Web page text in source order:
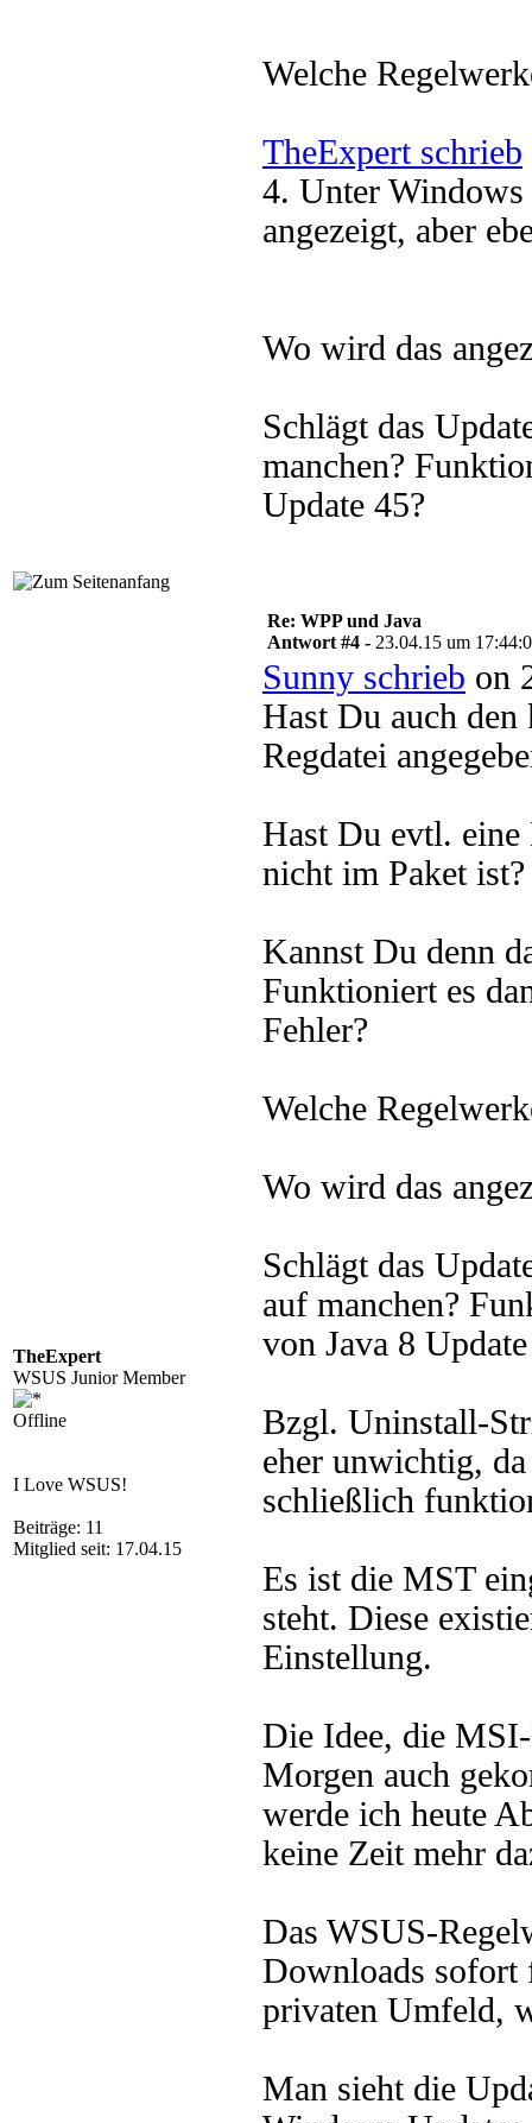
Welche
TheExpert schrieb
4. Unter
angezeigt, aber
Wo wird das
Schlägt das
manchen?
Update 45?
TheExpert
WSUS Junior Member
Offline
I Love WSUS!
Beiträge: 11
Mitglied seit: 17.04.15
Re: WPP und Java
Antwort #4 - 23.04.15 um
Sunny schrieb on
Hast Du auch
Regdatei
Hast Du evtl. eine
nicht im Paket ist?
Kannst Du denn
Funktioniert es
Fehler?
Welche
Wo wird das
Schlägt das
auf manchen?
von Java 8
Bzgl. Uninstall-
eher unwichtig,
schließlich
Es ist die MST
steht. Diese
Einstellung.
Die Idee, die
Morgen auch
werde ich heute
keine Zeit mehr
Das WSUS-
Downloads sofort
privaten Umfeld,
Man sieht die